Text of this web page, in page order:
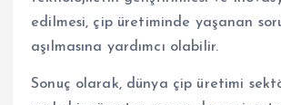
edilmesi, çip üretiminde yaşanan
aşılmasına yardımcı olabilir.
Sonuç olarak, dünya çip üretimi